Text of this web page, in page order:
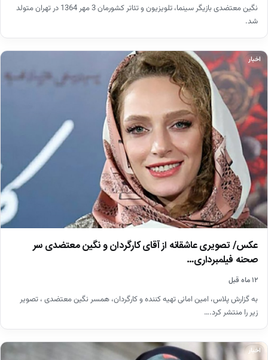
نگین معتضدی بازیگر سینما، تلویزیون و تئاتر کشورمان 3 مهر 1364 در تهران متولد
شد.
اخبار
عکس/ تصویری عاشقانه از آقای کارگردان و نگین معتضدی سر
صحنه فیلمبرداری…
۱۲ ماه قبل
به گزارش پلاس، امین امانی تهیه کننده و کارگردان، همسر نگین معتضدی ، تصویر
زیر را منتشر کرد.…
اخبار